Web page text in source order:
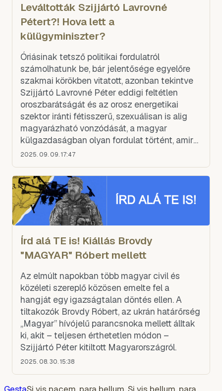
Leváltották Szijjártó Lavrovné
Pétert?! Hova lett a
külügyminiszter?
Óriásinak tetsző politikai fordulatról
számolhatunk be, bár jelentősége egyelőre
szakmai körökben vitatott, azonban tekintve
Szijjártó Lavrovné Péter eddigi feltétlen
oroszbarátságát és az orosz energetikai
szektor iránti fétisszerű, szexuálisan is alig
magyarázható vonzódását, a magyar
külgazdaságban olyan fordulat történt, amire
kevesen számítottak.
2025. 09. 09. 17:47
Írd alá TE is! Kiállás Brovdy
"MAGYAR" Róbert mellett
Az elmúlt napokban több magyar civil és
közéleti szereplő közösen emelte fel a
hangját egy igazságtalan döntés ellen. A
tiltakozók Brovdy Róbert, az ukrán határőrség
„Magyar” hívójelű parancsnoka mellett álltak
ki, akit – teljesen érthetetlen módon –
Szijjártó Péter kitiltott Magyarországról.
2025. 08. 30. 15:38